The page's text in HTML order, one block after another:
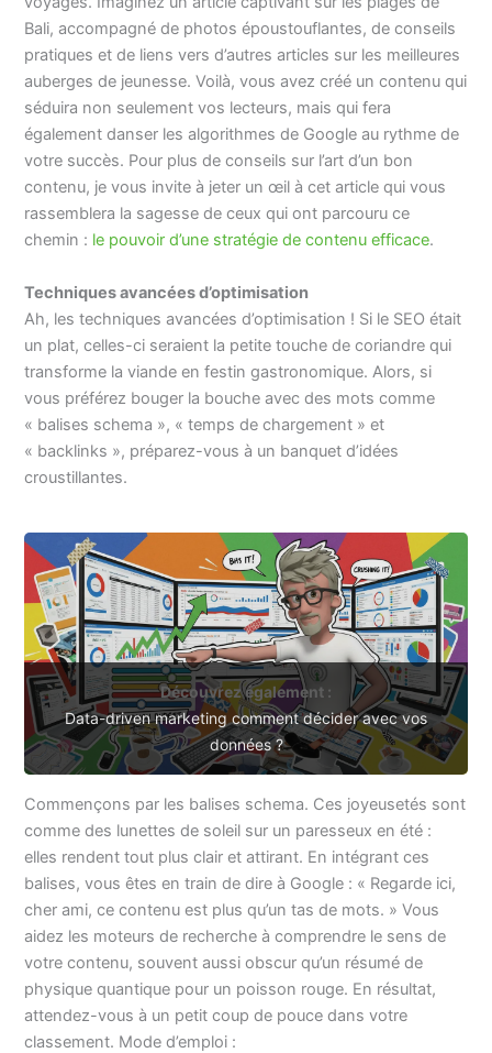
Bali, accompagné de photos époustouflantes, de conseils
pratiques et de liens vers d’autres articles sur les meilleures
auberges de jeunesse. Voilà, vous avez créé un contenu qui
séduira non seulement vos lecteurs, mais qui fera
également danser les algorithmes de Google au rythme de
votre succès. Pour plus de conseils sur l’art d’un bon
contenu, je vous invite à jeter un œil à cet article qui vous
rassemblera la sagesse de ceux qui ont parcouru ce
chemin : le pouvoir d’une stratégie de contenu efficace.
Techniques avancées d’optimisation
Ah, les techniques avancées d’optimisation ! Si le SEO était
un plat, celles-ci seraient la petite touche de coriandre qui
transforme la viande en festin gastronomique. Alors, si
vous préférez bouger la bouche avec des mots comme
« balises schema », « temps de chargement » et
« backlinks », préparez-vous à un banquet d’idées
croustillantes.
Découvrez également :
Data-driven marketing comment décider avec vos
données ?
Commençons par les balises schema. Ces joyeusetés sont
comme des lunettes de soleil sur un paresseux en été :
elles rendent tout plus clair et attirant. En intégrant ces
balises, vous êtes en train de dire à Google : « Regarde ici,
cher ami, ce contenu est plus qu’un tas de mots. » Vous
aidez les moteurs de recherche à comprendre le sens de
votre contenu, souvent aussi obscur qu’un résumé de
physique quantique pour un poisson rouge. En résultat,
attendez-vous à un petit coup de pouce dans votre
classement. Mode d’emploi :